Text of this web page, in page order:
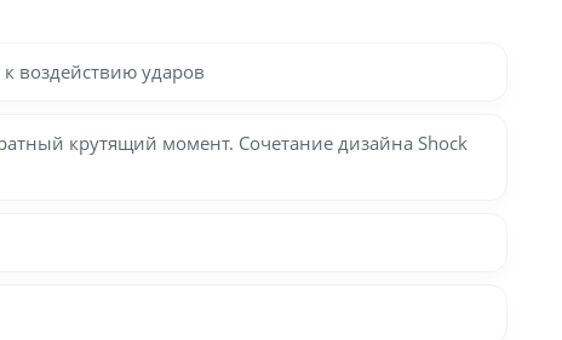
воздействию ударов
крутящий момент. Сочетание дизайна Shock